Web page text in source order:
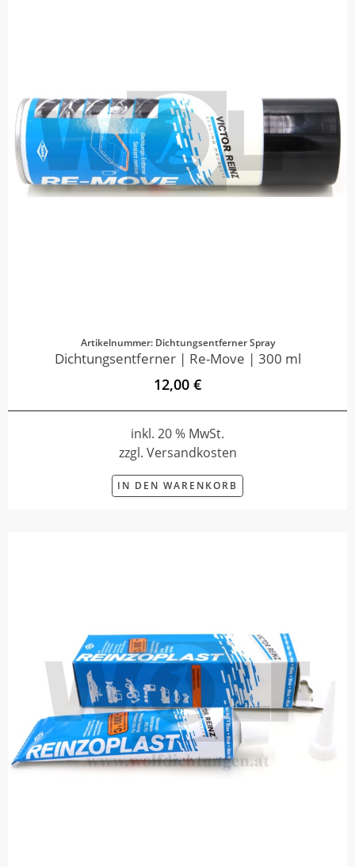
Artikelnummer: Dichtungsentferner Spray
Dichtungsentferner | Re-Move | 300 ml
12,00 €
inkl. 20 % MwSt.
zzgl. Versandkosten
IN DEN WARENKORB